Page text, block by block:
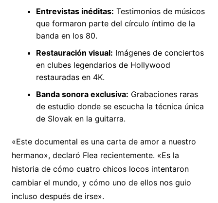
Entrevistas inéditas: Testimonios de músicos
que formaron parte del círculo íntimo de la
banda en los 80.
Restauración visual: Imágenes de conciertos
en clubes legendarios de Hollywood
restauradas en 4K.
Banda sonora exclusiva: Grabaciones raras
de estudio donde se escucha la técnica única
de Slovak en la guitarra.
«Este documental es una carta de amor a nuestro
hermano», declaró Flea recientemente. «Es la
historia de cómo cuatro chicos locos intentaron
cambiar el mundo, y cómo uno de ellos nos guio
incluso después de irse».